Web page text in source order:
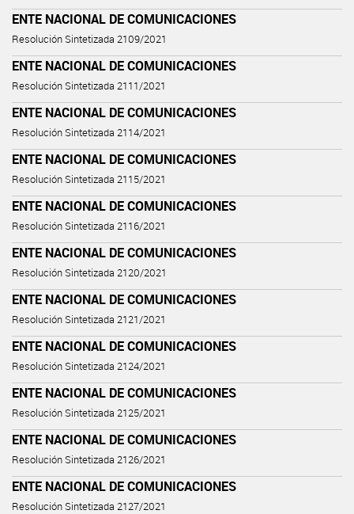
ENTE NACIONAL DE COMUNICACIONES
Resolución Sintetizada 2109/2021
ENTE NACIONAL DE COMUNICACIONES
Resolución Sintetizada 2111/2021
ENTE NACIONAL DE COMUNICACIONES
Resolución Sintetizada 2114/2021
ENTE NACIONAL DE COMUNICACIONES
Resolución Sintetizada 2115/2021
ENTE NACIONAL DE COMUNICACIONES
Resolución Sintetizada 2116/2021
ENTE NACIONAL DE COMUNICACIONES
Resolución Sintetizada 2120/2021
ENTE NACIONAL DE COMUNICACIONES
Resolución Sintetizada 2121/2021
ENTE NACIONAL DE COMUNICACIONES
Resolución Sintetizada 2124/2021
ENTE NACIONAL DE COMUNICACIONES
Resolución Sintetizada 2125/2021
ENTE NACIONAL DE COMUNICACIONES
Resolución Sintetizada 2126/2021
ENTE NACIONAL DE COMUNICACIONES
Resolución Sintetizada 2127/2021